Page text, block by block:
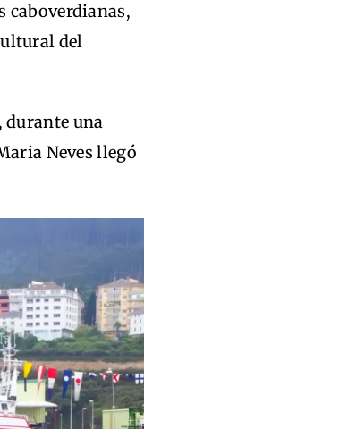
caboverdianas,
del
durante una
Neves llegó